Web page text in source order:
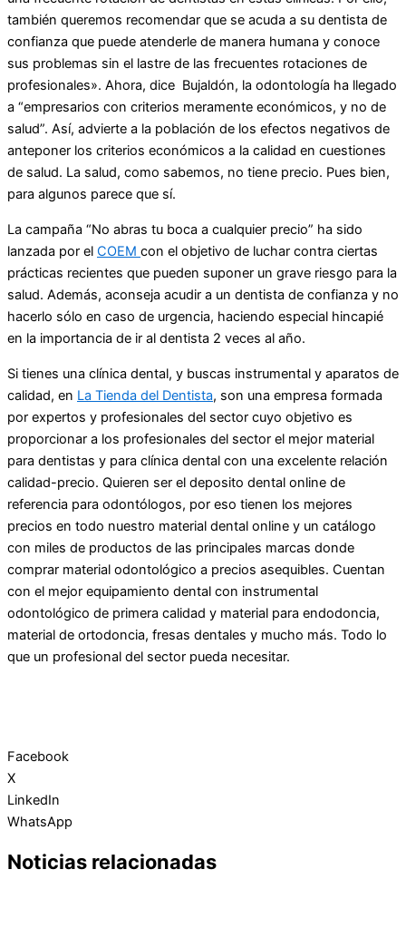
también queremos recomendar que se acuda a su dentista de
confianza que puede atenderle de manera humana y conoce
sus problemas sin el lastre de las frecuentes rotaciones de
profesionales». Ahora, dice Bujaldón, la odontología ha llegado
a “empresarios con criterios meramente económicos, y no de
salud”. Así, advierte a la población de los efectos negativos de
anteponer los criterios económicos a la calidad en cuestiones
de salud. La salud, como sabemos, no tiene precio. Pues bien,
para algunos parece que sí.
La campaña “No abras tu boca a cualquier precio” ha sido
lanzada por el COEM con el objetivo de luchar contra ciertas
prácticas recientes que pueden suponer un grave riesgo para la
salud. Además, aconseja acudir a un dentista de confianza y no
hacerlo sólo en caso de urgencia, haciendo especial hincapié
en la importancia de ir al dentista 2 veces al año.
Si tienes una clínica dental, y buscas instrumental y aparatos de
calidad, en La Tienda del Dentista, son una empresa formada
por expertos y profesionales del sector cuyo objetivo es
proporcionar a los profesionales del sector el mejor material
para dentistas y para clínica dental con una excelente relación
calidad-precio. Quieren ser el deposito dental online de
referencia para odontólogos, por eso tienen los mejores
precios en todo nuestro material dental online y un catálogo
con miles de productos de las principales marcas donde
comprar material odontológico a precios asequibles. Cuentan
con el mejor equipamiento dental con instrumental
odontológico de primera calidad y material para endodoncia,
material de ortodoncia, fresas dentales y mucho más. Todo lo
que un profesional del sector pueda necesitar.
Facebook
X
LinkedIn
WhatsApp
Noticias relacionadas